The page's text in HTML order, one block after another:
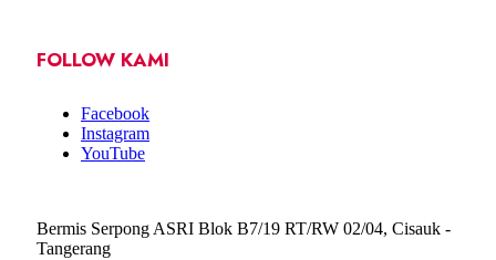
FOLLOW KAMI
Facebook
Instagram
YouTube
Bermis Serpong ASRI Blok B7/19 RT/RW 02/04, Cisauk -
Tangerang